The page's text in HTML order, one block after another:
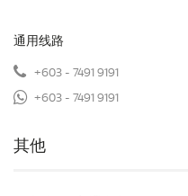
通用线路
+603 - 7491 9191
+603 - 7491 9191
其他